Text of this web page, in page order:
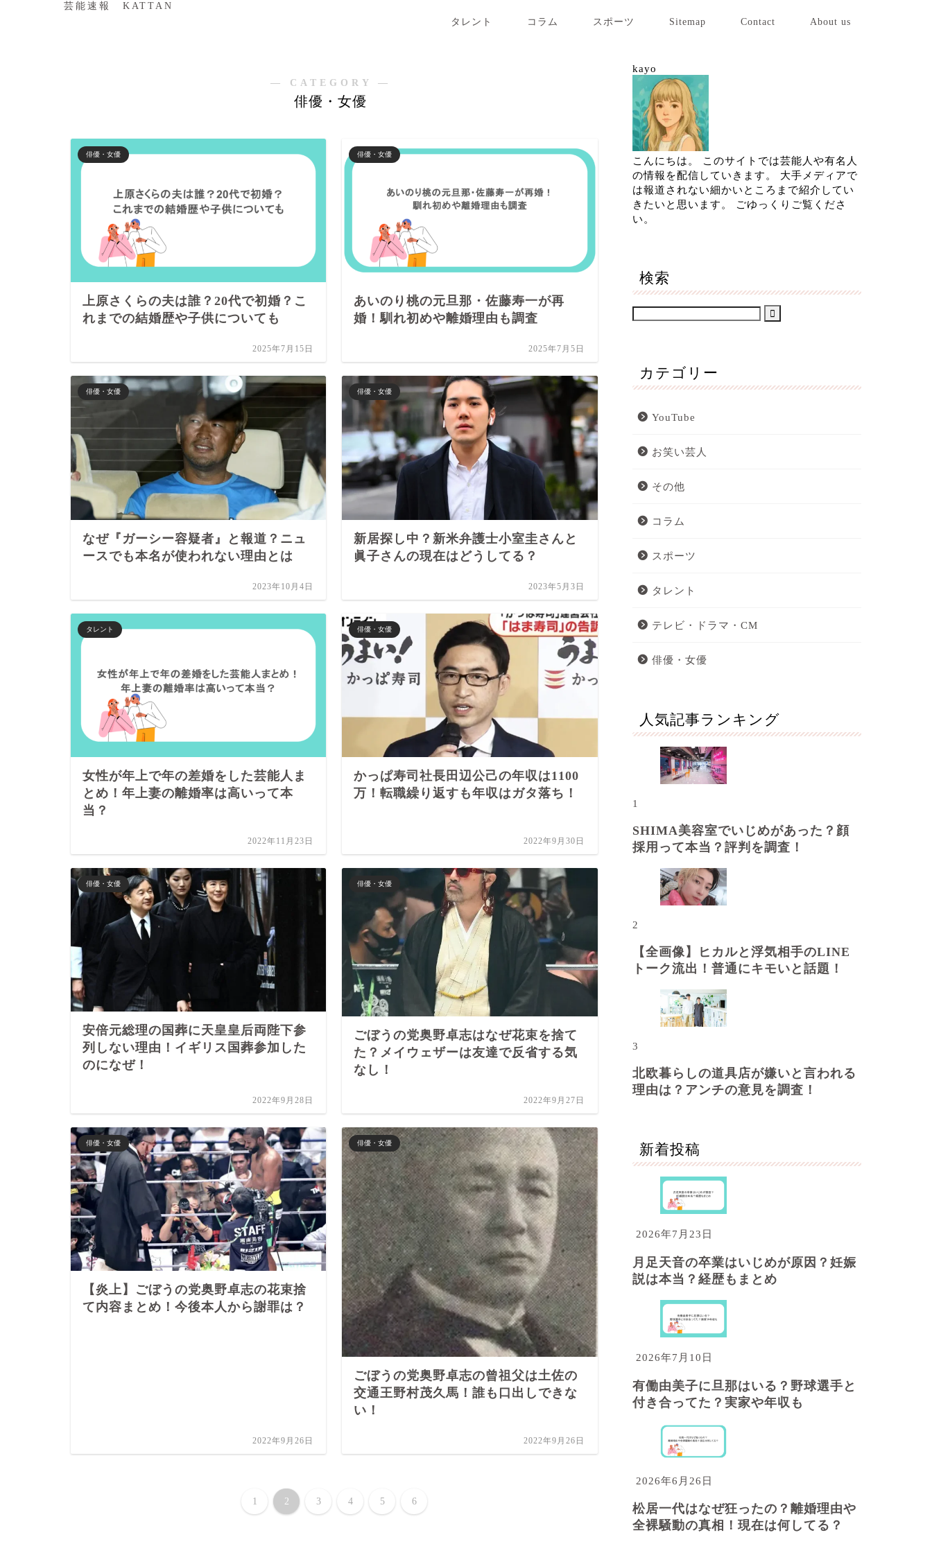
芸能速報 KATTAN
タレント コラム スポーツ Sitemap Contact About us
― CATEGORY ―
俳優・女優
俳優・女優
上原さくらの夫は誰？20代で初婚？こ
れまでの結婚歴や子供についても
2025年7月15日
俳優・女優
あいのり桃の元旦那・佐藤寿一が再
婚！馴れ初めや離婚理由も調査
2025年7月5日
俳優・女優
なぜ『ガーシー容疑者』と報道？ニュ
ースでも本名が使われない理由とは
2023年10月4日
俳優・女優
新居探し中？新米弁護士小室圭さんと
眞子さんの現在はどうしてる？
2023年5月3日
タレント
女性が年上で年の差婚をした芸能人ま
とめ！年上妻の離婚率は高いって本
当？
2022年11月23日
俳優・女優
かっぱ寿司社長田辺公己の年収は1100
万！転職繰り返すも年収はガタ落ち！
2022年9月30日
俳優・女優
安倍元総理の国葬に天皇皇后両陛下参
列しない理由！イギリス国葬参加した
のになぜ！
2022年9月28日
俳優・女優
ごぼうの党奥野卓志はなぜ花束を捨て
た？メイウェザーは友達で反省する気
なし！
2022年9月27日
俳優・女優
【炎上】ごぼうの党奥野卓志の花束捨
て内容まとめ！今後本人から謝罪は？
2022年9月26日
俳優・女優
ごぼうの党奥野卓志の曾祖父は土佐の
交通王野村茂久馬！誰も口出しできな
い！
2022年9月26日
1 2 3 4 5 6
kayo
こんにちは。 このサイトでは芸能人や有名人
の情報を配信していきます。 大手メディアで
は報道されない細かいところまで紹介してい
きたいと思います。 ごゆっくりご覧くださ
い。
検索
カテゴリー
YouTube
お笑い芸人
その他
コラム
スポーツ
タレント
テレビ・ドラマ・CM
俳優・女優
人気記事ランキング
1
SHIMA美容室でいじめがあった？顔
採用って本当？評判を調査！
2
【全画像】ヒカルと浮気相手のLINE
トーク流出！普通にキモいと話題！
3
北欧暮らしの道具店が嫌いと言われる
理由は？アンチの意見を調査！
新着投稿
2026年7月23日
月足天音の卒業はいじめが原因？妊娠
説は本当？経歴もまとめ
2026年7月10日
有働由美子に旦那はいる？野球選手と
付き合ってた？実家や年収も
2026年6月26日
松居一代はなぜ狂ったの？離婚理由や
全裸騒動の真相！現在は何してる？